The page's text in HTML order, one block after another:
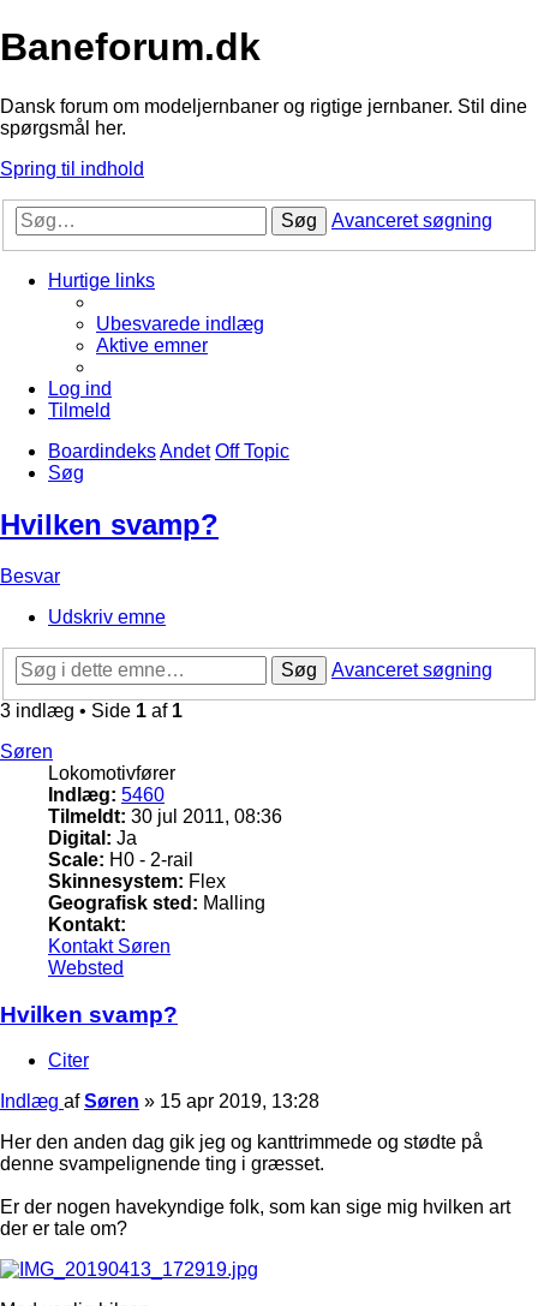
Baneforum.dk
Dansk forum om modeljernbaner og rigtige jernbaner. Stil dine
spørgsmål her.
Spring til indhold
Søg Avanceret søgning
Hurtige links
Ubesvarede indlæg
Aktive emner
Log ind
Tilmeld
BoardindeksAndet Off Topic
Søg
Hvilken svamp?
Besvar
Udskriv emne
Søg
Avanceret søgning
3 indlæg • Side 1 af 1
Søren
Lokomotivfører
Indlæg: 5460
Tilmeldt: 30 jul 2011, 08:36
Digital: Ja
Scale: H0 - 2-rail
Skinnesystem: Flex
Geografisk sted: Malling
Kontakt:
Kontakt Søren
Websted
Hvilken svamp?
Citer
Indlæg afSøren » 15 apr 2019, 13:28
Her den anden dag gik jeg og kanttrimmede og stødte på
denne svampelignende ting i græsset.
Er der nogen havekyndige folk, som kan sige mig hvilken art
der er tale om?